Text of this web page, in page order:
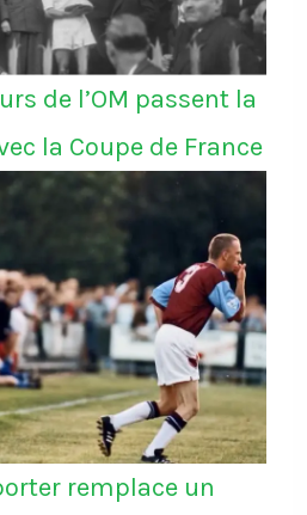
de l’OM passent la
la Coupe de France
remplace un